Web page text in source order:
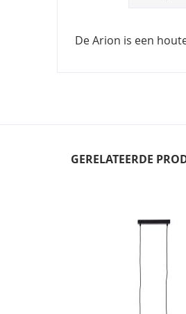
De Arion is een
GERELATEERDE